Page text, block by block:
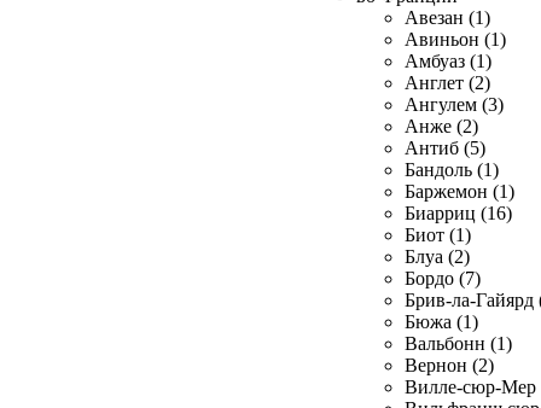
Авезан (1)
Авиньон (1)
Амбуаз (1)
Англет (2)
Ангулем (3)
Анже (2)
Антиб (5)
Бандоль (1)
Баржемон (1)
Биарриц (16)
Биот (1)
Блуа (2)
Бордо (7)
Брив-ла-Гайярд
Бюжа (1)
Вальбонн (1)
Вернон (2)
Вилле-сюр-Мер